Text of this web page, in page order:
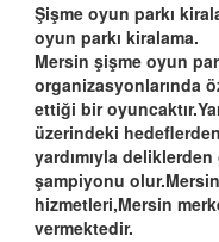
Şişme oyun parkı
oyun parkı kiralama.
Mersin şişme oyun
organizasyonlarında
ettiği bir
üzerindeki
yardımıyla deliklerden
şampiyonu
hizmetleri,Mersin
vermektedir.